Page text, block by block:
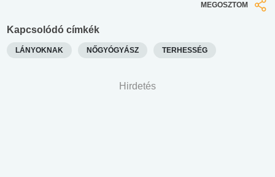
MEGOSZTOM
Kapcsolódó címkék
LÁNYOKNAK NŐGYÓGYÁSZ TERHESSÉG
Hirdetés